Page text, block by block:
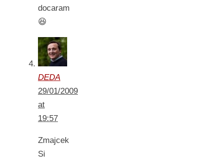
docaram
😆
DEDA
29/01/2009
at
19:57
Zmajcek
Si